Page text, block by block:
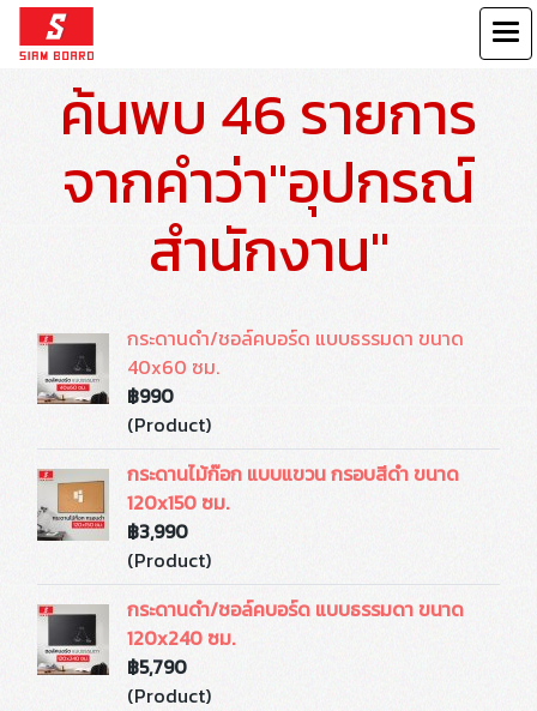
ค้นพบ 46 รายการ
จากคำว่า"อุปกรณ์
สำนักงาน"
กระดานดำ/ชอล์คบอร์ด แบบธรรมดา ขนาด
40x60 ซม.
฿990
(Product)
กระดานไม้ก๊อก แบบแขวน กรอบสีดำ ขนาด
120x150 ซม.
฿3,990
(Product)
กระดานดำ/ชอล์คบอร์ด แบบธรรมดา ขนาด
120x240 ซม.
฿5,790
(Product)